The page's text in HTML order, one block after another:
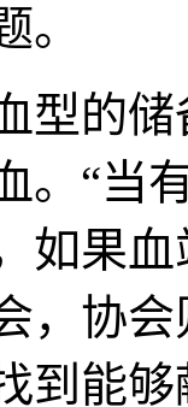
。
的储
。“当
如果
，协
到能够